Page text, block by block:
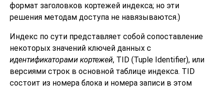
формат заголовков кортежей индекса; но эти
решения методам доступа не навязываются.)
Индекс по сути представляет собой сопоставление
некоторых значений ключей данных с
идентификаторами кортежей, TID (Tuple Identifier), или
версиями строк в основной таблице индекса. TID
состоит из номера блока и номера записи в этом